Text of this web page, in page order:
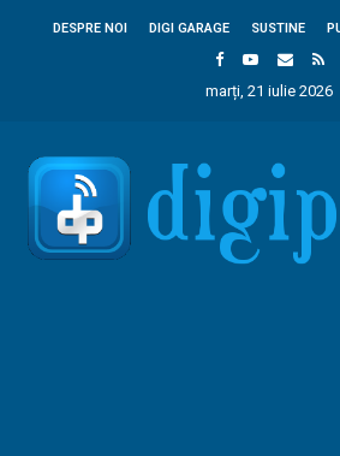
DESPRE NOI DIGI GARAGE SUSTINE
marți, 21 iulie 2026